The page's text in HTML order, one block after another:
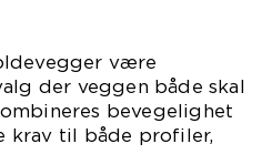
være
der veggen både skal
bevegelighet
krav til både profiler,